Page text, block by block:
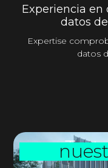
Experiencia en
datos
Expertise
datos
Tu